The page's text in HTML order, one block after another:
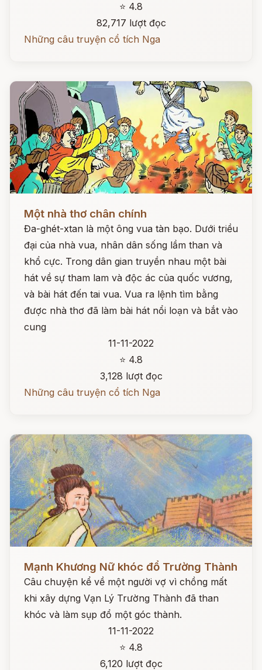
⭐ 4.8
82,717 lượt đọc
Những câu truyện cổ tích Nga
Một nhà thơ chân chính
Đa-ghét-xtan là một ông vua tàn bạo. Dưới triều
đại của nhà vua, nhân dân sống lầm than và
khổ cực. Trong dân gian truyền nhau một bài
hát về sự tham lam và độc ác của quốc vương,
và bài hát đến tai vua. Vua ra lệnh tìm bằng
được nhà thơ đã làm bài hát nổi loạn và bắt vào
cung
11-11-2022
⭐ 4.8
3,128 lượt đọc
Những câu truyện cổ tích Nga
Mạnh Khương Nữ khóc đổ Trường Thành
Câu chuyện kể về một người vợ vì chồng mất
khi xây dựng Vạn Lý Trường Thành đã than
khóc và làm sụp đổ một góc thành.
11-11-2022
⭐ 4.8
6,120 lượt đọc